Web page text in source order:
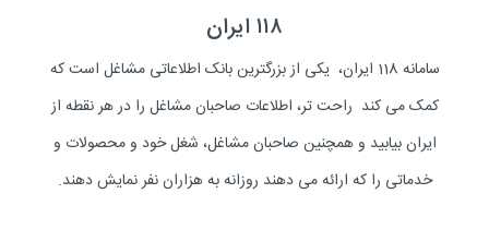
۱۱۸ ایران
سامانه 118 ایران، یکی از بزرگترین بانک اطلاعاتی مشاغل است که
کمک می کند راحت تر، اطلاعات صاحبان مشاغل را در هر نقطه از
ایران بیابید و همچنین صاحبان مشاغل، شغل خود و محصولات و
خدماتی را که ارائه می دهند روزانه به هزاران نفر نمایش دهند.